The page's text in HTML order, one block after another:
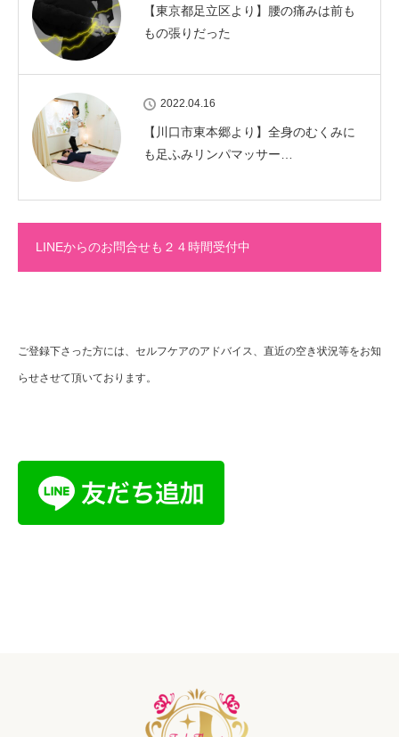
【東京都足立区より】腰の痛みは前も
もの張りだった
2022.04.16
【川口市東本郷より】全身のむくみに
も足ふみリンパマッサー…
LINEからのお問合せも２４時間受付中
ご登録下さった方には、セルフケアのアドバイス、直近の空き状況等をお知
らせさせて頂いております。